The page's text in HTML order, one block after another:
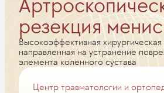
резекция
Высокоэффективная
направленная на устранение
элемента коленного сустава
Центр травматологии и